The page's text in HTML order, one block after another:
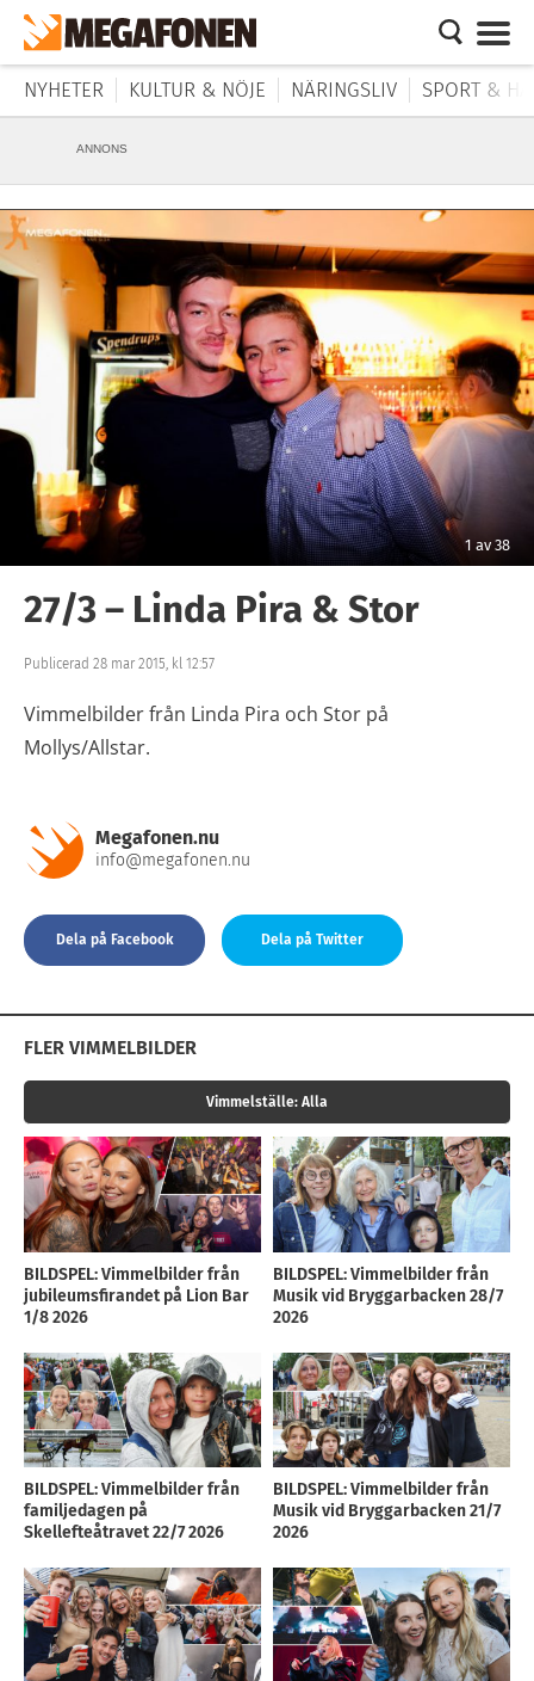
NYHETER KULTUR & NÖJE NÄRINGSLIV SPORT &
ANNONS
1av38
27/3 – Linda Pira & Stor
Publicerad 28 mar 2015, kl 12:57
Vimmelbilder från Linda Pira och Stor på
Mollys/Allstar.
Megafonen.nu
info@megafonen.nu
Dela på Facebook Dela på Twitter
FLER VIMMELBILDER
Vimmelställe: Alla
BILDSPEL: Vimmelbilder från
jubileumsfirandet på Lion Bar
1/8 2026
BILDSPEL: Vimmelbilder från
Musik vid Bryggarbacken 28/7
2026
BILDSPEL: Vimmelbilder från
familjedagen på
Skellefteåtravet 22/7 2026
BILDSPEL: Vimmelbilder från
Musik vid Bryggarbacken 21/7
2026